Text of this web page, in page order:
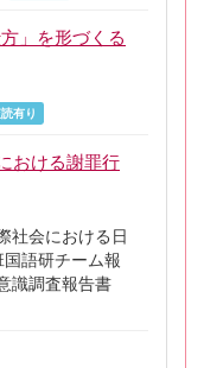
」を形づくる
有り
おける謝罪行
社会における日
語研チーム報
識調査報告書